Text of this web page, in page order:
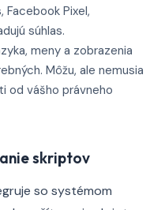
Facebook Pixel,
súhlas.
meny a zobrazenia
Môžu, ale nemusia
od vášho právneho
skriptov
so systémom